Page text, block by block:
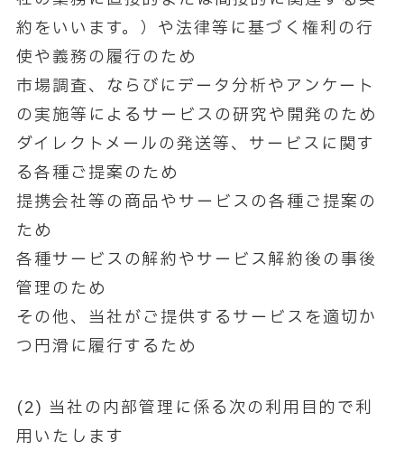
約をいいます。）や法律等に基づく権利の行
使や義務の履行のため
市場調査、ならびにデータ分析やアンケート
の実施等によるサービスの研究や開発のため
ダイレクトメールの発送等、サービスに関す
る各種ご提案のため
提携会社等の商品やサービスの各種ご提案の
ため
各種サービスの解約やサービス解約後の事後
管理のため
その他、当社がご提供するサービスを適切か
つ円滑に履行するため
(2) 当社の内部管理に係る次の利用目的で利
用いたします